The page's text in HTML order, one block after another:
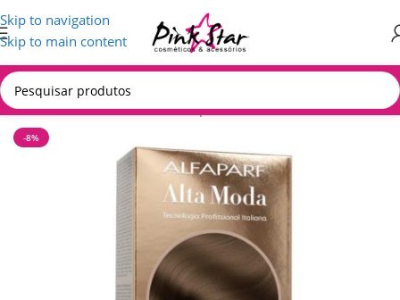
Skip to navigation
Skip to main content
Início/CABELOS/Produtos Alfaparf
-8%